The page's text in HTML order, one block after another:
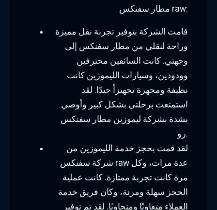
مطار سفنكس raw:
قامت الشركة بتوفير تجربة نقل مميزة
وراحة لنقلي من مطار سفنكس إلى
وجهتي. كانت السائقين محترفين
وودودين، وسيارات الليموزين كانت
نظيفة ومجهزة تجهيزاً جيدًا. لقد
استمتعت برحلتي بشكل كبير وأوصي
بشدة بشركة ليموزين مطار سفنكس
رو.
لقد قمت بحجز خدمة الليموزين من
شركة سفنكس raw عدة مرات، وكل
مرة كانت تجربة ممتازة. كانت عملية
الحجز سهلة ومرنة، وكان فريق خدمة
العملاء متعاونًا ومتجاوبًا. لقد تم توفير